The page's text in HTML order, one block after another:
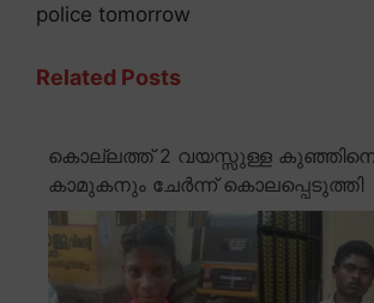
police tomorrow
Related Posts
കൊല്ലത്ത് 2 വയസ്സുള്ള
കാമുകനും ചേർന്ന് കൊലപ്പെടുത്തി